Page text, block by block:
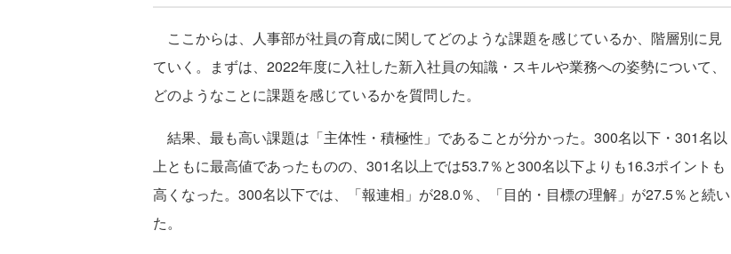
ここからは、人事部が社員の育成に関してどのような課題を感じているか、階層別に見
ていく。まずは、2022年度に入社した新入社員の知識・スキルや業務への姿勢について、
どのようなことに課題を感じているかを質問した。
結果、最も高い課題は「主体性・積極性」であることが分かった。300名以下・301名以
上ともに最高値であったものの、301名以上では53.7％と300名以下よりも16.3ポイントも
高くなった。300名以下では、「報連相」が28.0％、「目的・目標の理解」が27.5％と続い
た。